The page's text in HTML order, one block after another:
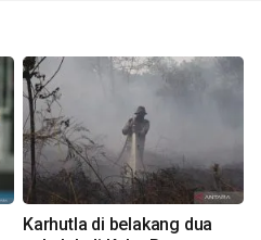
Karhutla di belakang dua